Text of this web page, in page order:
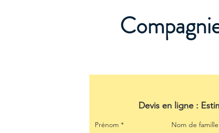
Devis en ligne :
Prénom * Nom de famille